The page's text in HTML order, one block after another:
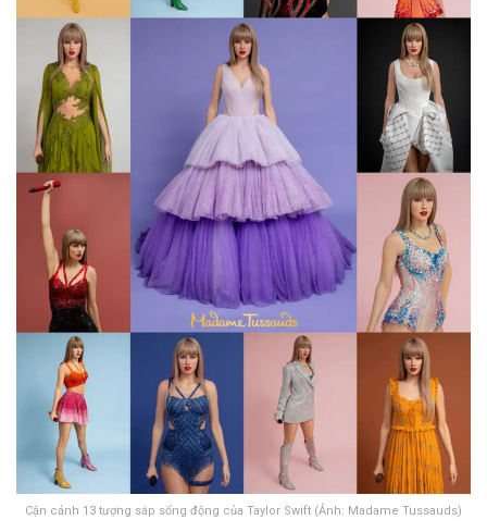
Cận cảnh 13 tượng sáp sống động của Taylor Swift (Ảnh: Madame Tussauds)